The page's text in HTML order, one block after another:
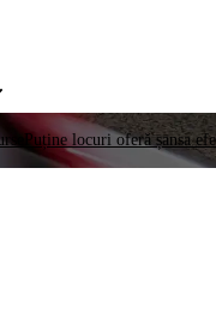
Puține locuri oferă șansa